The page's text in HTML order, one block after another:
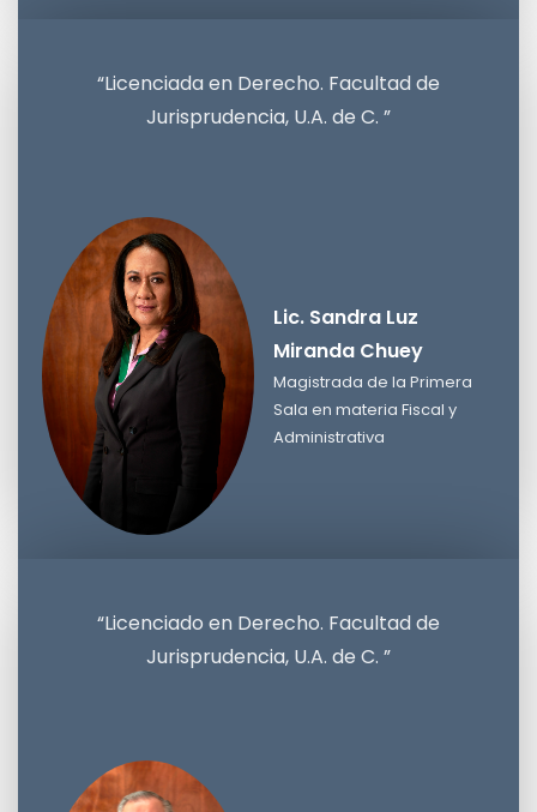
Lic. Sandra Luz Miranda Chuey
Magistrada de la Primera Sala en materia Fiscal y
“Licenciada en Derecho. Facultad de
Jurisprudencia, U.A. de C. ”
Lic. Sandra Luz
Miranda Chuey
Magistrada de la Primera
Sala en materia Fiscal y
Administrativa
“Licenciado en Derecho. Facultad de
Jurisprudencia, U.A. de C. ”